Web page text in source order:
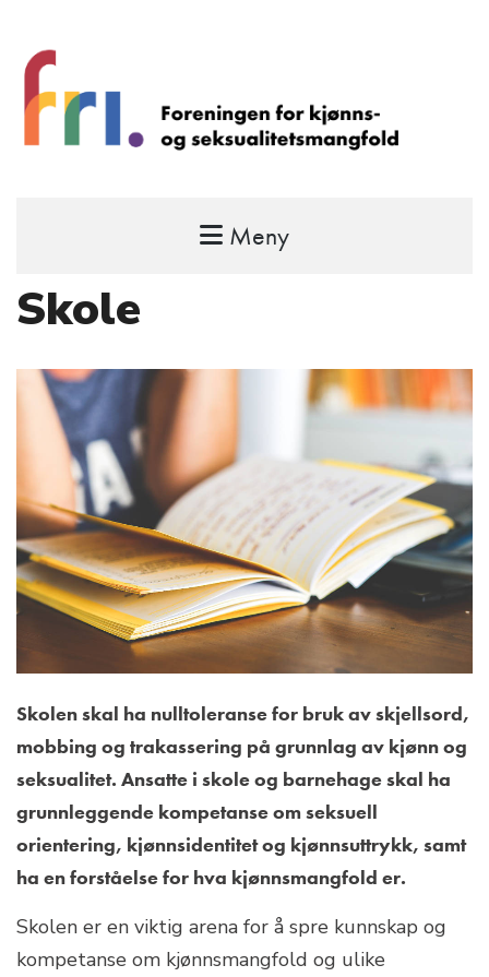
FRI – foreningen for kjønns- og
Meny
Skole
Skolen skal ha nulltoleranse for bruk av skjellsord,
mobbing og trakassering på grunnlag av kjønn og
seksualitet. Ansatte i skole og barnehage skal ha
grunnleggende kompetanse om seksuell
orientering, kjønnsidentitet og kjønnsuttrykk, samt
ha en forståelse for hva kjønnsmangfold er.
Skolen er en viktig arena for å spre kunnskap og
kompetanse om kjønnsmangfold og ulike